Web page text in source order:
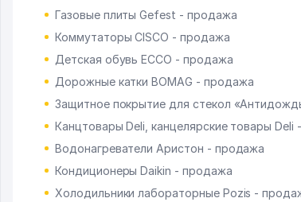
Газовые плиты Gefest - продажа
Коммутаторы CISCO - продажа
Детская обувь ECCO - продажа
Дорожные катки BOMAG - продажа
Защитное покрытие для стекол
Канцтовары Deli, канцелярские товары Deli
Водонагреватели Аристон - продажа
Кондиционеры Daikin - продажа
Холодильники лабораторные Pozis -